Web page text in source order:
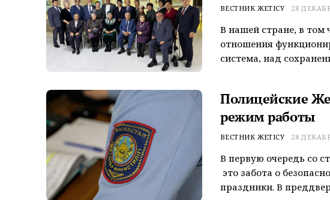
ВЕСТНИК ЖЕТІСУ 28
В нашей стране, в том
отношения
система, над
Полицейские
режим работы
ВЕСТНИК ЖЕТІСУ 28
В первую очередь со
это забота о
праздники. В